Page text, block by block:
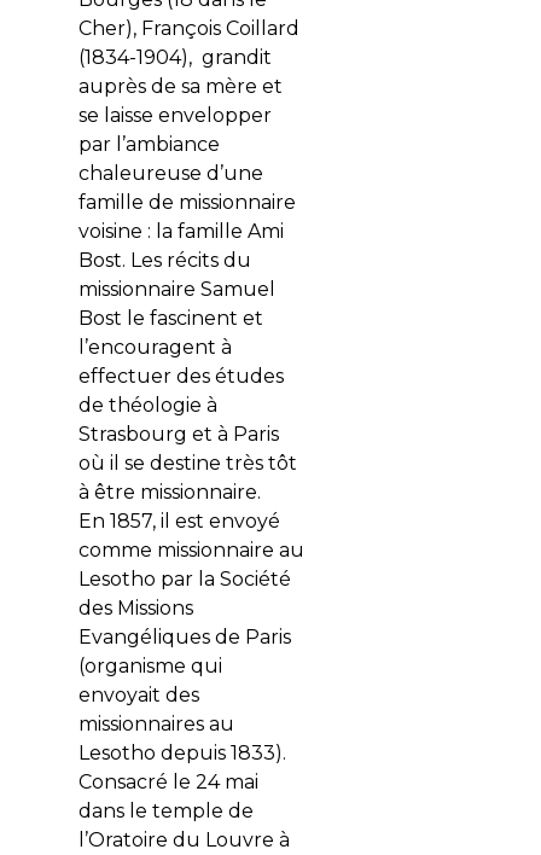
Cher), François Coillard
(1834-1904), grandit
auprès de sa mère et
se laisse envelopper
par l’ambiance
chaleureuse d’une
famille de missionnaire
voisine : la famille Ami
Bost. Les récits du
missionnaire Samuel
Bost le fascinent et
l’encouragent à
effectuer des études
de théologie à
Strasbourg et à Paris
où il se destine très tôt
à être missionnaire.
En 1857, il est envoyé
comme missionnaire au
Lesotho par la Société
des Missions
Evangéliques de Paris
(organisme qui
envoyait des
missionnaires au
Lesotho depuis 1833).
Consacré le 24 mai
dans le temple de
l’Oratoire du Louvre à